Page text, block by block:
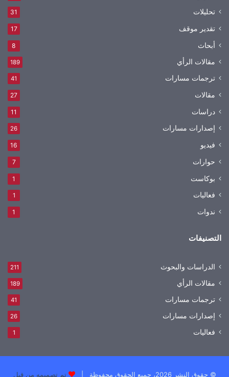
تحليلات 31
تقدير موقف 17
أبحاث 8
مقالات الرأي 189
ترجمات مسارات 41
مقالات 27
دراسات 11
إصدارات مسارات 26
فيديو 16
حوارات 7
بوكاست 1
فعاليات 1
ندوات 1
التصنيفات
الدراسات والبحوث 211
مقالات الرأي 189
ترجمات مسارات 41
إصدارات مسارات 26
فعاليات 1
© حقوق النشر 2026، جميع الحقوق محفوظة | تم تصميمه من قِبل